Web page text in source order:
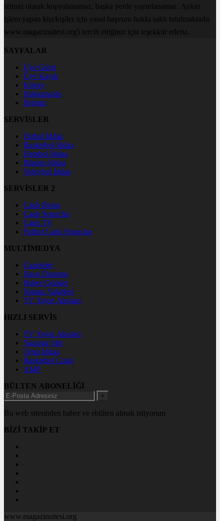
izinsiz olarak kopyalanamaz, başka yerde yayınlanamaz. Aykırı
işlem yapan kişi/kişiler için yasal başvuru hakkı saklı tutulmaktadır.
www.magazinsitesi.org'i tercih ettiğiniz için teşekkür ederiz.
SAYFALAR
Üye Girişi
Üye Kaydı
Künye
Hakkımızda
İletişim
SERVİSLER
Futbol İddaa
Basketbol İddaa
Hentbol İddaa
Bilardo İddaa
Voleybol İddaa
SERVİSLER 2
Canlı Borsa
Canlı Sonuçlar
Canlı TV
Futbol Canlı Sonuçlar
MULTİMEDYA
Gazeteler
Hava Durumu
Haber Gönder
Namaz Vakitleri
TV Yayın Akışları
HIZLI SERVİS
TV Yayın Akışları
Yazarlar Site
Tenis İddaa
Basketbol Canlı
AMP
BÜLTEN ABONELİĞİ
+
Bu web sitesinden haber ve ebülten almak istiyorum
BİZİ TAKİP ET
www.magazinsitesi.org